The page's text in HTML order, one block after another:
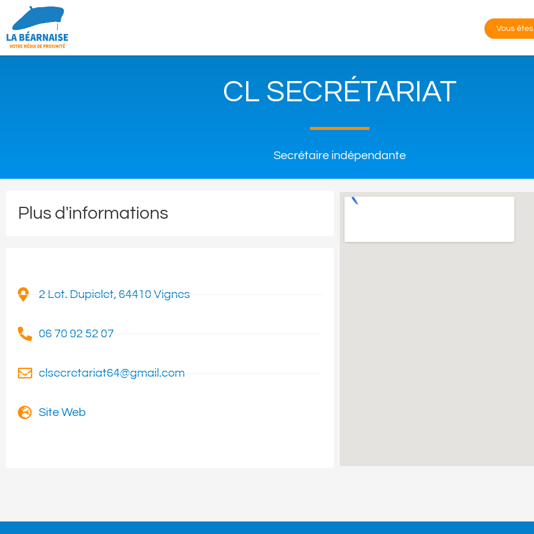
Vous
CL SECRÉTARIAT
Secrétaire indépendante
Plus d'informations
2 Lot. Dupielet, 64410 Vignes
06 70 92 52 07
clsecretariat64@gmail.com
Site Web